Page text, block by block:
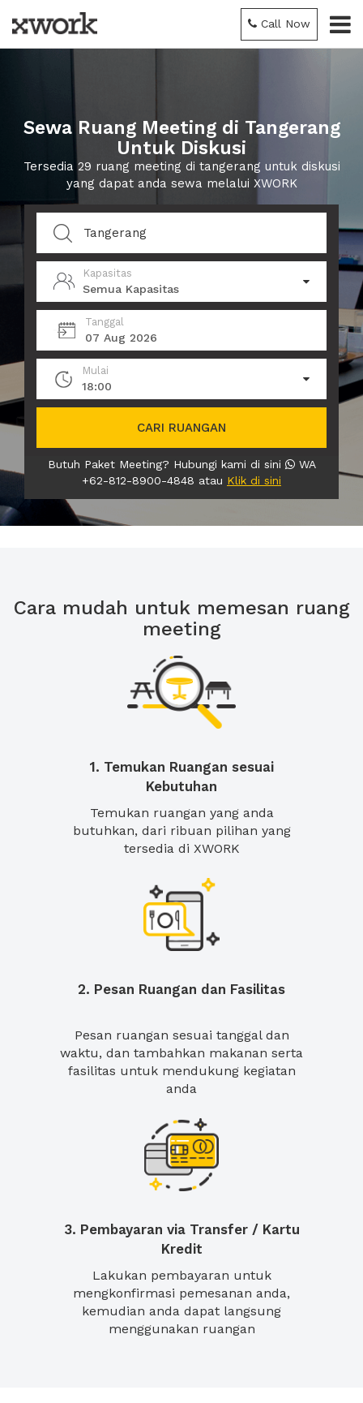
Call Now
Sewa Ruang Meeting di Tangerang
Untuk Diskusi
Tersedia 29 ruang meeting di tangerang untuk diskusi
yang dapat anda sewa melalui XWORK
Kapasitas
Semua Kapasitas
Tanggal
07 Aug 2026
Mulai
18:00
CARI RUANGAN
Butuh Paket Meeting? Hubungi kami di sini
WA
+62-812-8900-4848 atau Klik di sini
Cara mudah untuk memesan ruang
meeting
1. Temukan Ruangan sesuai
Kebutuhan
Temukan ruangan yang anda
butuhkan, dari ribuan pilihan yang
tersedia di XWORK
2. Pesan Ruangan dan Fasilitas
Pesan ruangan sesuai tanggal dan
waktu, dan tambahkan makanan serta
fasilitas untuk mendukung kegiatan
anda
3. Pembayaran via Transfer / Kartu
Kredit
Lakukan pembayaran untuk
mengkonfirmasi pemesanan anda,
kemudian anda dapat langsung
menggunakan ruangan